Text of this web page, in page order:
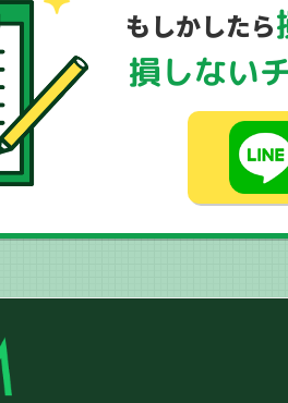
もしかしたら
損しない